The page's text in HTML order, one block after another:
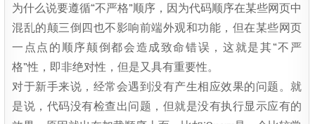
为什么说要遵循“不严格”顺序，因为代码顺序在某些网页中
混乱的颠三倒四也不影响前端外观和功能，但在某些网页
一点点的顺序颠倒都会造成致命错误，这就是其“不严
格”性，即非绝对性，但是又具有重要性。
对于新手来说，经常会遇到没有产生相应效果的问题。就
是说，代码没有检查出问题，但就是没有执行显示应有的